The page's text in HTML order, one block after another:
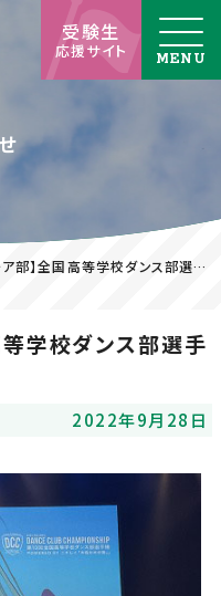
受験生
応援サイト
部】全国高等学校ダンス部選手権♪
等学校ダンス部選手
2022年9月28日